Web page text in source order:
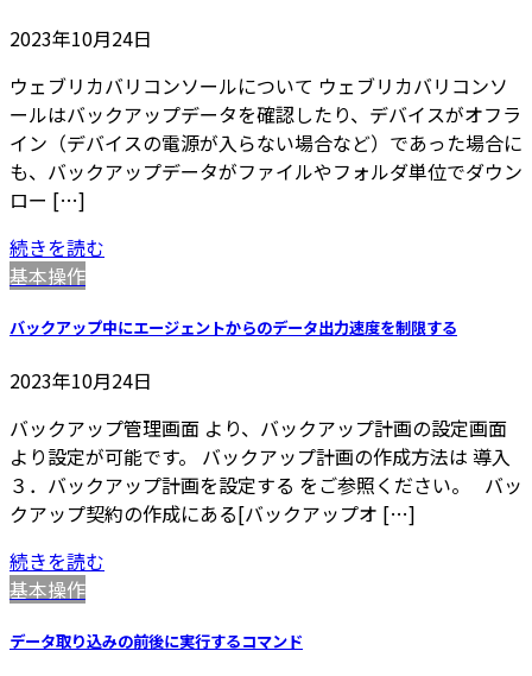
2023年10月24日
ウェブリカバリコンソールについて ウェブリカバリコンソ
ールはバックアップデータを確認したり、デバイスがオフラ
イン（デバイスの電源が入らない場合など）であった場合に
も、バックアップデータがファイルやフォルダ単位でダウン
ロー […]
続きを読む
基本操作
バックアップ中にエージェントからのデータ出力速度を制限する
2023年10月24日
バックアップ管理画面 より、バックアップ計画の設定画面
より設定が可能です。 バックアップ計画の作成方法は 導入
３．バックアップ計画を設定する をご参照ください。 バッ
クアップ契約の作成にある[バックアップオ […]
続きを読む
基本操作
データ取り込みの前後に実行するコマンド